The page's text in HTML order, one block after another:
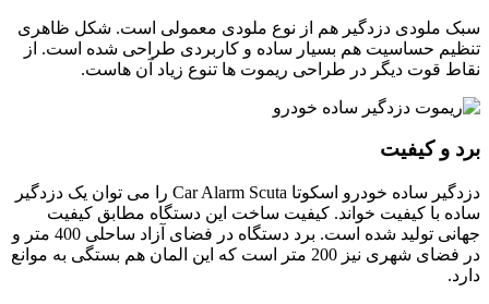
دزدگیر هم از نوع ملودی معمولی است. شکل ظاهری
هم بسیار ساده و کاربردی طراحی شده است. از
در طراحی ریموت ها تنوع زیاد آن هاست.
دزدگیر ساده خودرو اسکوتا Car Alarm Scuta را می توان یک دزدگیر
خواند. کیفیت ساخت این دستگاه مطابق کیفیت
جهانی تولید شده است. برد دستگاه در فضای آزاد ساحلی 400 متر و
در فضای شهری نیز 200 متر است که این المان هم بستگی به موانع